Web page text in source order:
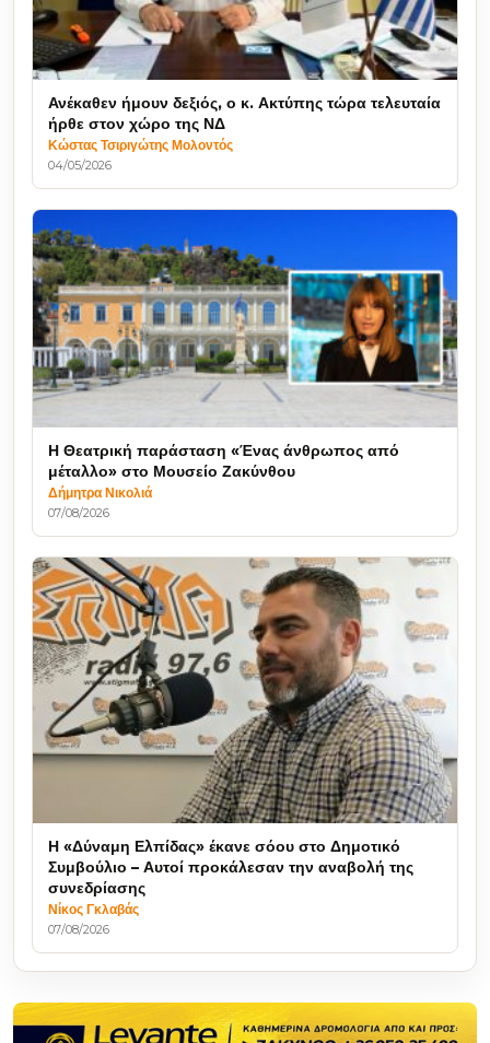
Ανέκαθεν ήμουν δεξιός, ο κ. Ακτύπης τώρα τελευταία
ήρθε στον χώρο της ΝΔ
Κώστας Τσιριγώτης Μολοντός
04/05/2026
Η Θεατρική παράσταση «Ένας άνθρωπος από
μέταλλο» στο Μουσείο Ζακύνθου
Δήμητρα Νικολιά
07/08/2026
Η «Δύναμη Ελπίδας» έκανε σόου στο Δημοτικό
Συμβούλιο – Αυτοί προκάλεσαν την αναβολή της
συνεδρίασης
Νίκος Γκλαβάς
07/08/2026